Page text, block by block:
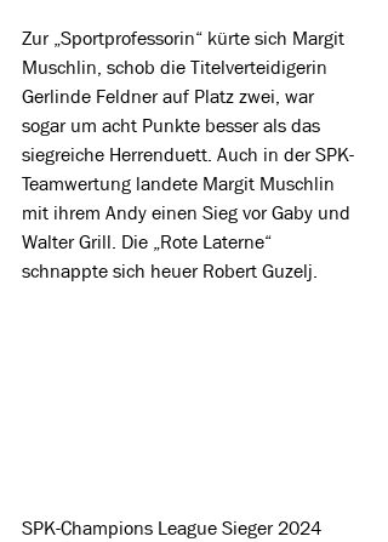
Zur „Sportprofessorin“ kürte sich Margit
Muschlin, schob die Titelverteidigerin
Gerlinde Feldner auf Platz zwei, war
sogar um acht Punkte besser als das
siegreiche Herrenduett. Auch in der SPK-
Teamwertung landete Margit Muschlin
mit ihrem Andy einen Sieg vor Gaby und
Walter Grill. Die „Rote Laterne“
schnappte sich heuer Robert Guzelj.
SPK-Champions League Sieger 2024